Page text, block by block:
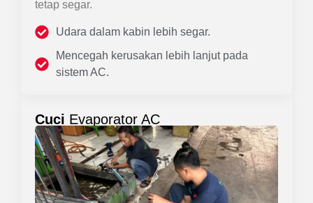
tetap segar.
Udara dalam kabin lebih segar.
Mencegah kerusakan lebih lanjut pada
sistem AC.
Cuci Evaporator AC